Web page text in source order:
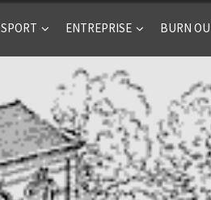
SPORT ENTREPRISE BURN